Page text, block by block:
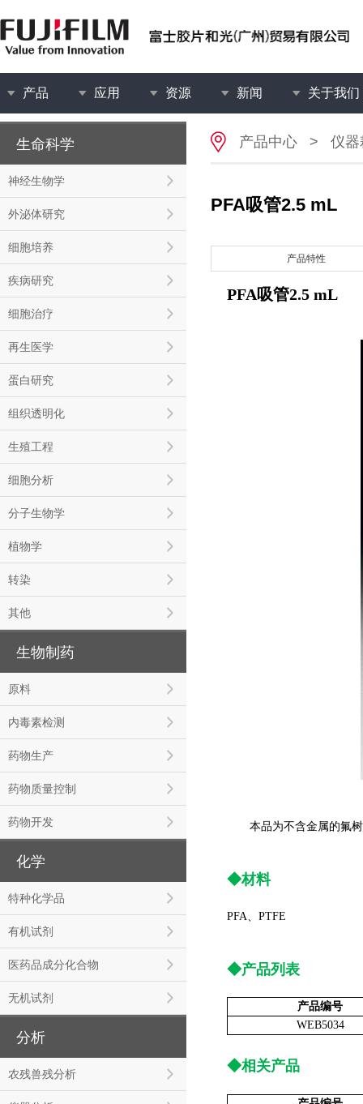
产品 应用 资源 新闻 关于我们
生命科学
神经生物学
外泌体研究
细胞培养
疾病研究
细胞治疗
再生医学
蛋白研究
组织透明化
生殖工程
细胞分析
分子生物学
植物学
转染
其他
生物制药
原料
内毒素检测
药物生产
药物质量控制
药物开发
化学
特种化学品
有机试剂
医药品成分化合物
无机试剂
分析
农残兽残分析
产品中心 > 仪器
PFA吸管2.5 mL
产品特性
PFA吸管2.5 mL
本品为不含金属的氟树
◆材料
PFA、PTFE
◆产品列表
产品编号
WEB5034
◆相关产品